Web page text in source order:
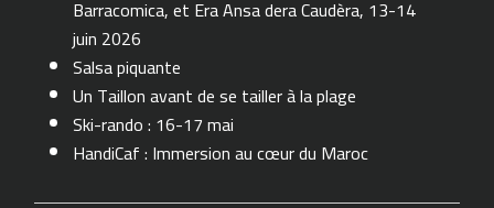
Barracomica, et Era Ansa dera Caudèra, 13-14
juin 2026
Salsa piquante
Un Taillon avant de se tailler à la plage
Ski-rando : 16-17 mai
HandiCaf : Immersion au cœur du Maroc